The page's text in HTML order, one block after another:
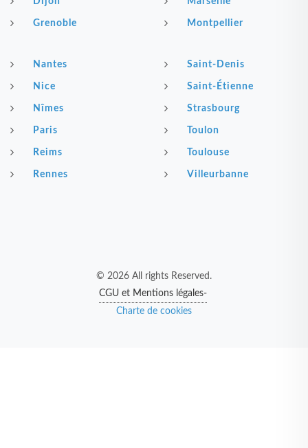
Grenoble Montpellier
Nantes
Nice
Nîmes
Paris
Reims
Rennes
Saint-Denis
Saint-Étienne
Strasbourg
Toulon
Toulouse
Villeurbanne
© 2026 All rights Reserved.
CGU et Mentions légales-
Charte de cookies